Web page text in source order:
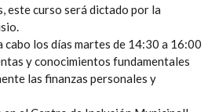
este curso será dictado por la
cabo los días martes de 14:30 a 16:00
y conocimientos fundamentales
las finanzas personales y